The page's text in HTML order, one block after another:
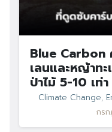
Blue Carbon
เลนและหญ้าท
ป่าไม้ 5-10 เท่า
Climate Change,
กร